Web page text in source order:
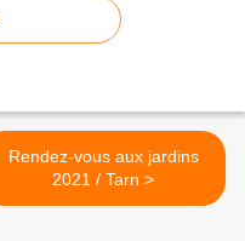
Rendez-vous aux jardins
2021 / Tarn >